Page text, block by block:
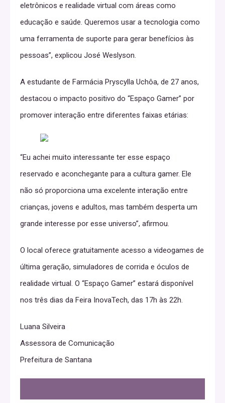
eletrônicos e realidade virtual com áreas como
educação e saúde. Queremos usar a tecnologia como
uma ferramenta de suporte para gerar benefícios às
pessoas”, explicou José Weslyson.
A estudante de Farmácia Pryscylla Uchôa, de 27 anos,
destacou o impacto positivo do “Espaço Gamer” por
promover interação entre diferentes faixas etárias:
“Eu achei muito interessante ter esse espaço
reservado e aconchegante para a cultura gamer. Ele
não só proporciona uma excelente interação entre
crianças, jovens e adultos, mas também desperta um
grande interesse por esse universo”, afirmou.
O local oferece gratuitamente acesso a videogames de
última geração, simuladores de corrida e óculos de
realidade virtual. O “Espaço Gamer” estará disponível
nos três dias da Feira InovaTech, das 17h às 22h.
Luana Silveira
Assessora de Comunicação
Prefeitura de Santana